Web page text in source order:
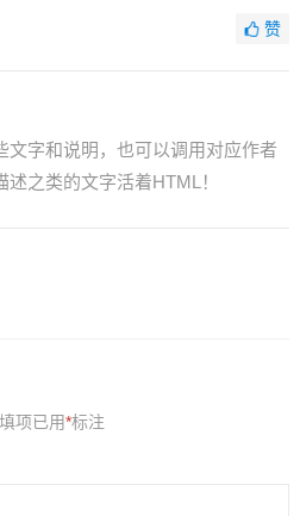
赞
文字和说明，也可以调用对应作者
之类的文字活着HTML！
项已用*标注